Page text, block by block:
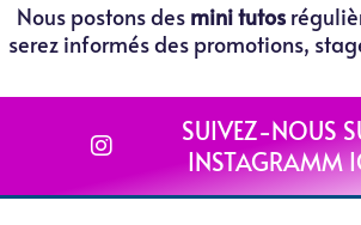
Nous postons des mini tutos
serez informés des promotions,
SUIVEZ-NOUS
INSTAGRAMM